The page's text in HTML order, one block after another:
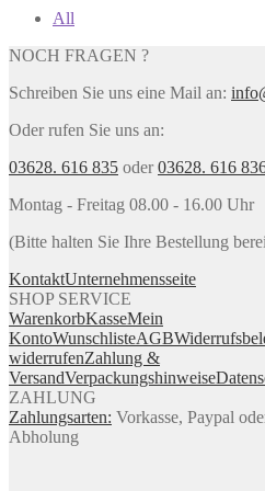
All
NOCH FRAGEN ?
Schreiben Sie uns eine Mail an:
Oder rufen Sie uns an:
03628. 616 835 oder03628. 616
Montag - Freitag 08.00 - 16.00 Uhr
(Bitte halten Sie Ihre Bestellung
KontaktUnternehmensseite
SHOP SERVICE
WarenkorbKasseMein
KontoWunschlisteAGB
widerrufenZahlung &
VersandVerpackungshinweise
ZAHLUNG
Zahlungsarten: Vorkasse, Paypal
Abholung